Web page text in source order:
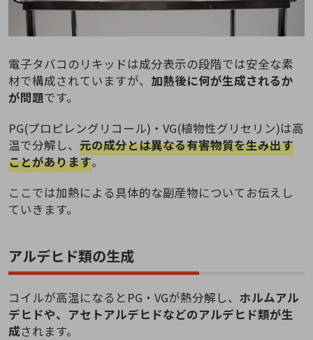
電子タバコのリキッドは成分表示の段階では安全な素
材で構成されていますが、 加熱後に何が生成されるか
が問題です。
PG(プロピレングリコール)・VG(植物性グリセリン)は高
温で分解し、 元の成分とは異なる有害物質を生み出す
ことがあります。
ここでは加熱による具体的な副産物についてお伝えし
ていきます。
アルデヒド類の生成
コイルが高温になるとPG・VGが熱分解し、 ホルムアル
デヒドや、アセトアルデヒドなどのアルデヒド類が生
成されます。